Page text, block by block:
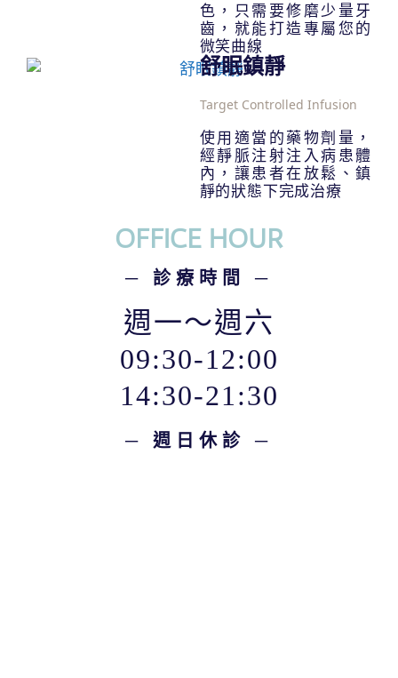
色，只需要修磨少量牙
齒，就能打造專屬您的
微笑曲線
舒眠鎮靜
Target Controlled Infusion
使用適當的藥物劑量，
經靜脈注射注入病患體
內，讓患者在放鬆、鎮
靜的狀態下完成治療
OFFICE HOUR
─ 診療時間 ─
週一～週六
09:30-12:00
14:30-21:30
─ 週日休診 ─